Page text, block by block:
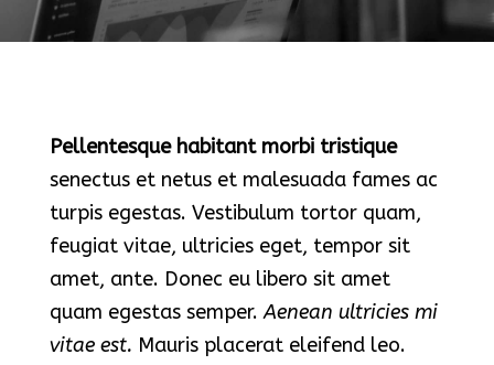
Pellentesque habitant morbi tristique
senectus et netus et malesuada fames ac
turpis egestas. Vestibulum tortor quam,
feugiat vitae, ultricies eget, tempor sit
amet, ante. Donec eu libero sit amet
quam egestas semper.Aenean ultricies mi
vitae est. Mauris placerat eleifend leo.